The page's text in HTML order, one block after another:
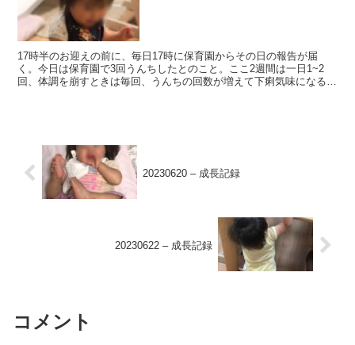
17時半のお迎えの前に、毎日17時に保育園からその日の報告が届
く。今日は保育園で3回うんちしたとのこと。ここ2週間は一日1~2
回、体調を崩すときは毎回、うんちの回数が増えて下痢気味になるこ
20230620 – 成長記録
20230622 – 成長記録
コメント